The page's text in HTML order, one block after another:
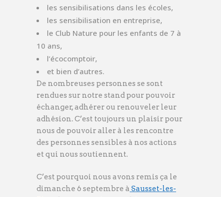
les sensibilisations dans les écoles,
les sensibilisation en entreprise,
le Club Nature pour les enfants de 7 à
10 ans,
l’écocomptoir,
et bien d’autres.
De nombreuses personnes se sont
rendues sur notre stand pour pouvoir
échanger, adhérer ou renouveler leur
adhésion. C’est toujours un plaisir pour
nous de pouvoir aller à les rencontre
des personnes sensibles à nos actions
et qui nous soutiennent.
C’est pourquoi nous avons remis ça le
dimanche 6 septembre à Sausset-les-